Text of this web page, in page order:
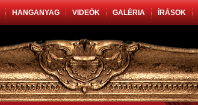
HANGANYAG VIDEÓK GALÉRIA ÍRÁSOK